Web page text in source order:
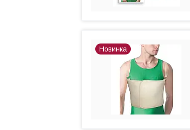
Новинка